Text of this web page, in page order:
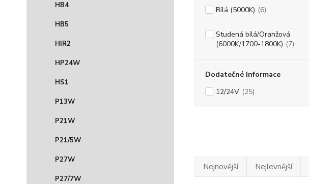
HB4
HB5
HIR2
HP24W
HS1
P13W
P21W
P21/5W
P27W
P27/7W
Bílá (5000K) (6)
Studená bílá/Oranžová
(6000K/1700-1800K) (7)
Dodatečné Informace
12/24V (25)
Nejnovější Nejlevnější